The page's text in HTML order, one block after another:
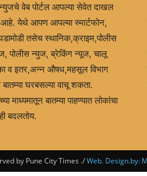
वेब पोर्टल आपल्या सेवेत दाखल
येथे आपण आपल्या स्मार्टफोन,
तसेच स्थानिक,क्राइम,पोलीस
पोलीस न्युज, ब्रेकिंग न्यूज, चालू
व इतर,अन्न औषध,महसूल विभाग
घरबसल्या वाचू शकता.
माध्यमातून बातम्या पाहण्यात लोकांचा
बदलतोय.
by Pune City Times ./Web. Design.by: